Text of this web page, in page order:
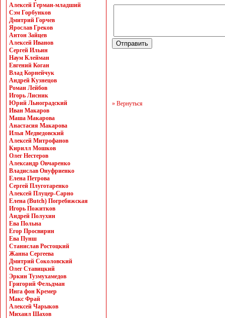
Алексей Герман-младший
Сэм Горбунков
Дмитрий Горчев
Ярослав Греков
Антон Зайцев
Алексей Иванов
Сергей Ильин
Наум Клейман
Евгений Коган
Влад Корнейчук
Андрей Кузнецов
Роман Лейбов
Игорь Лисник
Юрий Льноградский
Иван Макаров
Маша Макарова
Анастасия Макарова
Илья Медведовский
Алексей Митрофанов
Кирилл Мошков
Олег Нестеров
Александр Овчаренко
Владислав Онуфриенко
Елена Петрова
Сергей Плуготаренко
Алексей Плуцер-Сарно
Елена (Butch) Погребижская
Игорь Пожитков
Андрей Полухин
Ева Польна
Егор Просвирин
Ева Пунш
Станислав Ростоцкий
Жанна Сергеева
Дмитрий Соколовский
Олег Ставицкий
Эркин Тузмухамедов
Григорий Фельдман
Инга фон Кремер
Макс Фрай
Алексей Чарыков
Михаил Шахов
» Вернуться